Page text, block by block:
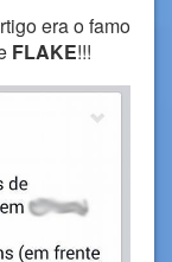
era o famo
FLAKE!!!